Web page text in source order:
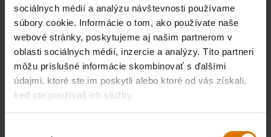
sociálnych médií a analýzu návštevnosti používame
súbory cookie. Informácie o tom, ako používate naše
webové stránky, poskytujeme aj našim partnerom v
oblasti sociálnych médií, inzercie a analýzy. Títo partneri
môžu príslušné informácie skombinovať s ďalšími
údajmi, ktoré ste im poskytli alebo ktoré od vás získali,
keď ste používali ich služby.